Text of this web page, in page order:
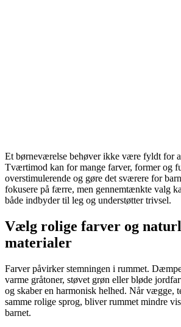
Et børneværelse behøver ikke være fyldt for
Tværtimod kan for mange farver, former og
overstimulerende og gøre det sværere for
fokusere på færre, men gennemtænkte valg
både indbyder til leg og understøtter trivsel.
Vælg rolige farver og
materialer
Farver påvirker stemningen i rummet.
varme gråtoner, støvet grøn eller bløde
og skaber en harmonisk helhed. Når vægge,
samme rolige sprog, bliver rummet mindre
barnet.